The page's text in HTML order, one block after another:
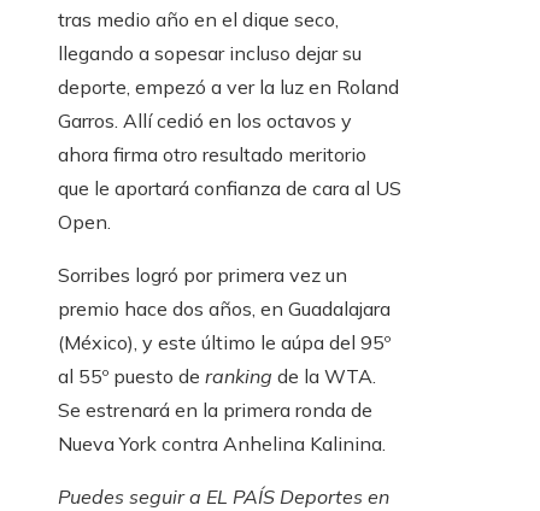
tras medio año en el dique seco,
llegando a sopesar incluso dejar su
deporte, empezó a ver la luz en Roland
Garros. Allí cedió en los octavos y
ahora firma otro resultado meritorio
que le aportará confianza de cara al US
Open.
Sorribes logró por primera vez un
premio hace dos años, en Guadalajara
(México), y este último le aúpa del 95º
al 55º puesto de ranking de la WTA.
Se estrenará en la primera ronda de
Nueva York contra Anhelina Kalinina.
Puedes seguir a EL PAÍS Deportes en